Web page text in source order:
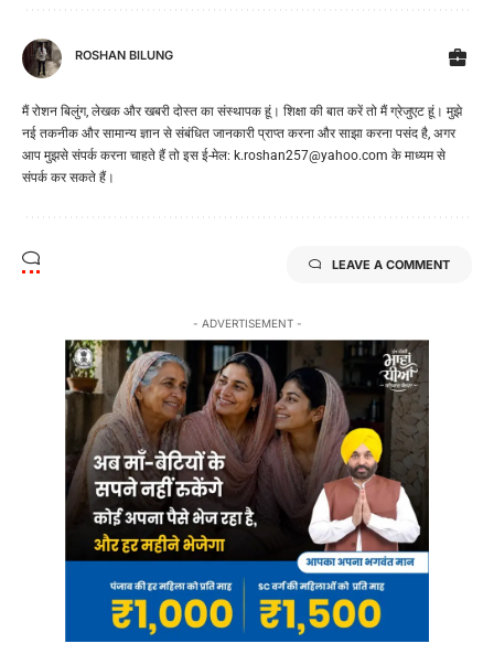
ROSHAN BILUNG
मैं रोशन बिलुंग, लेखक और खबरी दोस्त का संस्थापक हूं। शिक्षा की बात करें तो मैं ग्रेजुएट हूं। मुझे
नई तकनीक और सामान्य ज्ञान से संबंधित जानकारी प्राप्त करना और साझा करना पसंद है, अगर
आप मुझसे संपर्क करना चाहते हैं तो इस ई-मेल: k.roshan257@yahoo.com के माध्यम से
संपर्क कर सकते हैं।
LEAVE A COMMENT
- ADVERTISEMENT -